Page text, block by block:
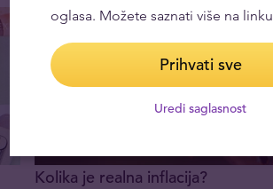
Kolika je realna inflacija?
oglasa. Možete saznati više na linku
Prihvati sve
Uredi saglasnost